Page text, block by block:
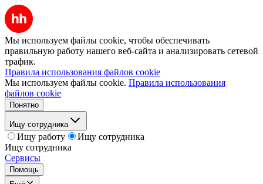
Мы используем файлы cookie, чтобы обеспечивать
правильную работу нашего веб-сайта и анализировать сетевой
трафик.
Правила использования файлов cookie
Мы используем файлы cookie. Правила использования
файлов cookie
Понятно
Ищу сотрудника
Ищу работу
Ищу сотрудника
Ищу сотрудника
Сервисы
Помощь